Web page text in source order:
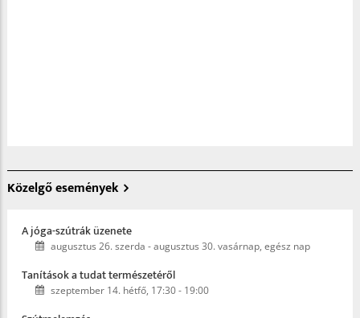
Közelgő események
A jóga-szútrák üzenete
augusztus 26. szerda -augusztus 30. vasárnap, egész nap
Tanítások a tudat természetéről
szeptember 14. hétfő, 17:30- 19:00